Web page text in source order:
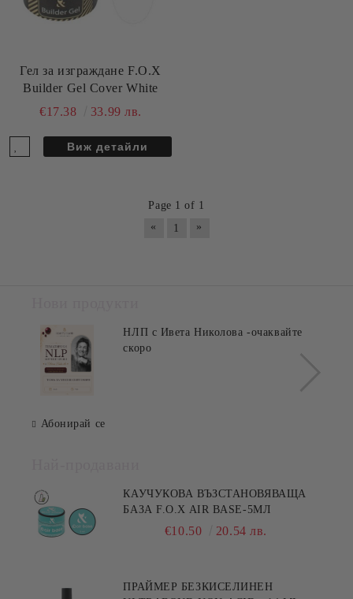
Гел за изграждане F.O.X
Builder Gel Cover White
€17.38
33.99 лв.
Виж детайли
Page 1 of 1
«
1 »
НЛП с Ивета Николова -очаквайте
скоро
Абонирай се
КАУЧУКОВА ВЪЗСТАНОВЯВАЩА
БАЗА F.O.X AIR BASE-5МЛ
€10.50 20.54 лв.
ПРАЙМЕР БЕЗКИСЕЛИНЕН